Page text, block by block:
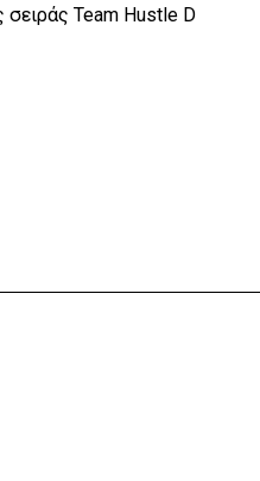
σειράς Team Hustle D